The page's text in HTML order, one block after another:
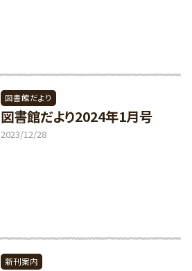
図書館だより
図書館だより2024年1月号
2023/12/28
新刊案内